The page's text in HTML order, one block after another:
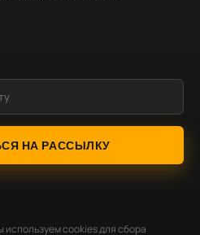
НА РАССЫЛКУ
cookies для сбора